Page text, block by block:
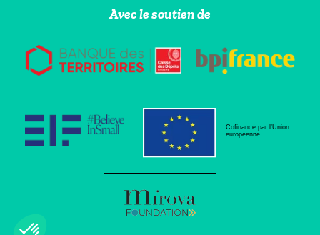
Avec le soutien de
Cofinancé par l’Union
européenne